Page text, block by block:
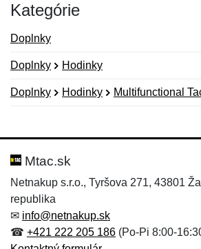
Kategórie
Doplnky
Doplnky Hodinky
Doplnky Hodinky Multifunctional
Hodnotenie:
Meno:*
Meno:
E-mail:*
Mtac.sk
Netnakup s.r.o., Tyršova 271, 43801
republika
✉ info@netnakup.sk
☎ +421 222 205 186 (Po-Pi 8:00-